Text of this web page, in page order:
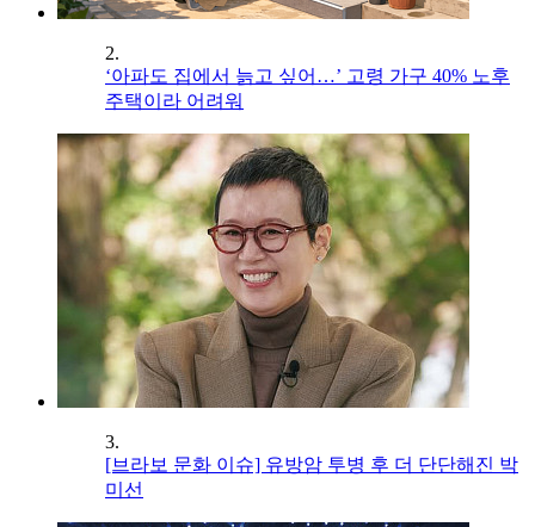
2.
‘아파도 집에서 늙고 싶어…’ 고령 가구 40% 노후
주택이라 어려워
3.
[브라보 문화 이슈] 유방암 투병 후 더 단단해진 박
미선